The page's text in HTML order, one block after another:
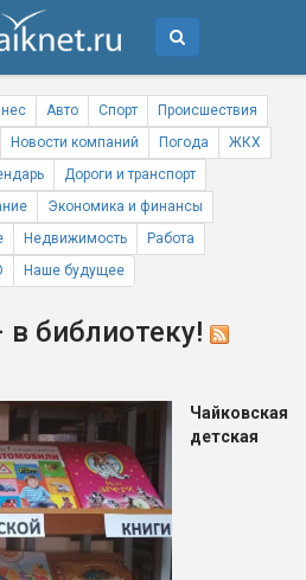
Авто Спорт
Происшествия
Новости компаний Погода
ЖКХ
Дороги и транспорт
Экономика и финансы
Недвижимость
Работа
Наше будущее
библиотеку!
Чайковская
детская